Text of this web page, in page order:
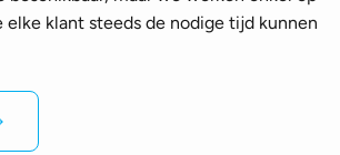
elke klant steeds de nodige tijd kunnen